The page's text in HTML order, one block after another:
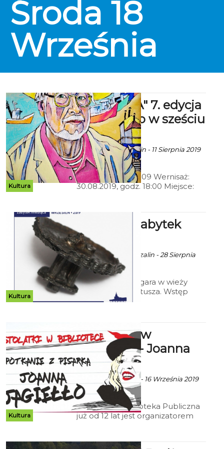
Środa 18
Września
Kultura
6X SZTUKA" 7. edycja
- Malarstwo w sześciu
odsłonach.
Ala za CK 105 Koszalin - 11 Sierpnia 2019
godz. 20:21
Termin: 30.08-29.09 Wernisaż:
30.08.2019, godz. 18:00 Miejsce:
Kultura
Muzeum Zabytek
Miesiąca
Ala za Muzeum Koszalin - 28 Sierpnia
2019 godz. 12:53
Koło zębate z zegara w wieży
koszalińskiego ratusza. Wstęp
bezpłatny.
Kultura
Nastolatki w
Bibliotece - Joanna
Jagiełło
Ala za KBP Koszalin - 16 Września 2019
godz. 6:07
Koszalińska Biblioteka Publiczna
już od 12 lat jest organizatorem
propagowanie mody na